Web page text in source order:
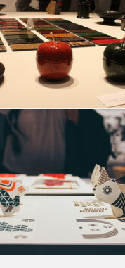
ABLE AND PARTNERS JAPAN DESIGN
MILANO 2017
ABLE AND PARTNERS JAPAN DESIGN
MILANO 2017
Chiara Fiorentini